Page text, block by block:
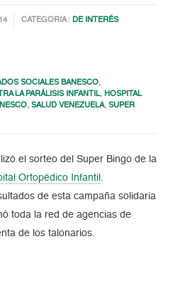
CATEGORIA :DE INTERÉS
SOCIALES BANESCO,
LA PARÁLISIS INFANTIL,HOSPITAL
,SALUD VENEZUELA,SUPER
el sorteo del Super Bingo de la
Ortopédico Infantil .
de esta campaña solidaria
toda la red de agencias de
de los talonarios.